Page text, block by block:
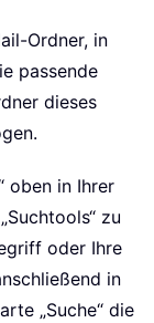
Ordner, in
passende
dieses
oben in Ihrer
zu
oder Ihre
in
„Suche“ die